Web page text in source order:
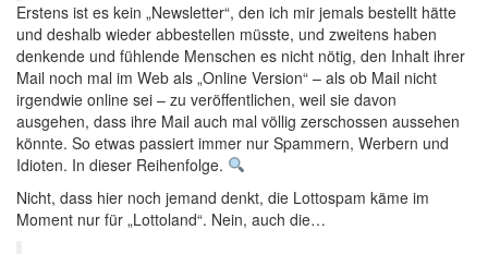
Erstens ist es kein „Newsletter“, den ich mir jemals bestellt hätte
und deshalb wieder abbestellen müsste, und zweitens haben
denkende und fühlende Menschen es nicht nötig, den Inhalt ihrer
Mail noch mal im Web als „Online Version“ – als ob Mail nicht
irgendwie online sei – zu veröffentlichen, weil sie davon
ausgehen, dass ihre Mail auch mal völlig zerschossen aussehen
könnte. So etwas passiert immer nur Spammern, Werbern und
Idioten. In dieser Reihenfolge.
Nicht, dass hier noch jemand denkt, die Lottospam käme im
Moment nur für „Lottoland“. Nein, auch die…